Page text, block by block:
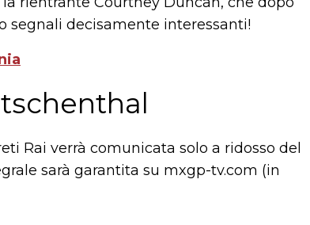
segnali decisamente interessanti!
Rai verrà comunicata solo a ridosso del
sarà garantita su mxgp-tv.com (in